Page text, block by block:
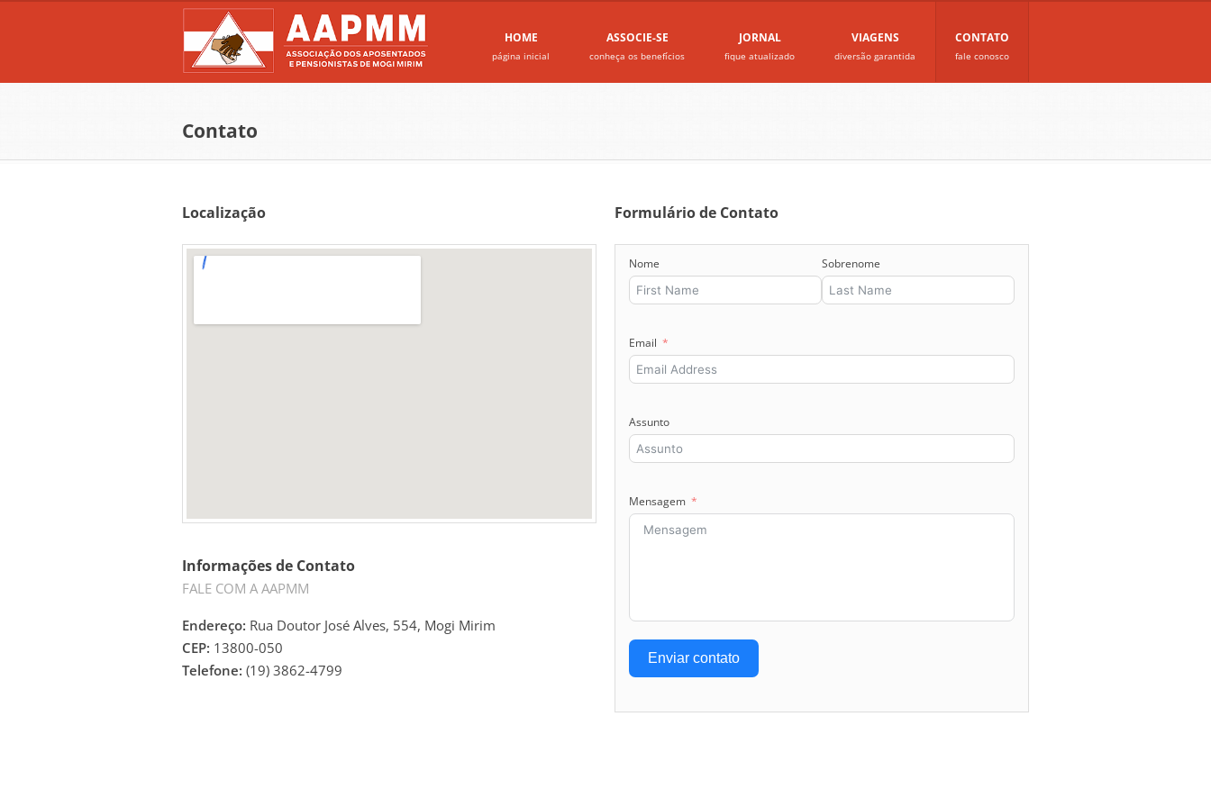
HOME
página inicial
ASSOCIE-SE
conheça os benefícios
JORNAL
fique atualizado
VIAGENS
diversão garantida
CONTATO
fale conosco
Contato
Localização
Informações de Contato
FALE COM A AAPMM
Endereço: Rua Doutor José Alves, 554, Mogi Mirim
CEP: 13800-050
Telefone: (19) 3862-4799
Formulário de Contato
Nome Sobrenome
Email
Assunto
Mensagem
Enviar contato